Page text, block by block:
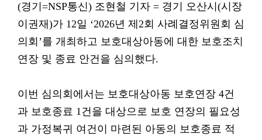
(경기=NSP통신) 조현철 기자 = 경기 오산시(시장
이권재)가 12일 ‘2026년 제2회 사례결정위원회 심
의회’를 개최하고 보호대상아동에 대한 보호조치
연장 및 종료 안건을 심의했다.
이번 심의회에서는 보호대상아동 보호연장 4건
과 보호종료 1건을 대상으로 보호 연장의 필요성
과 가정복귀 여건이 마련된 아동의 보호종료 적